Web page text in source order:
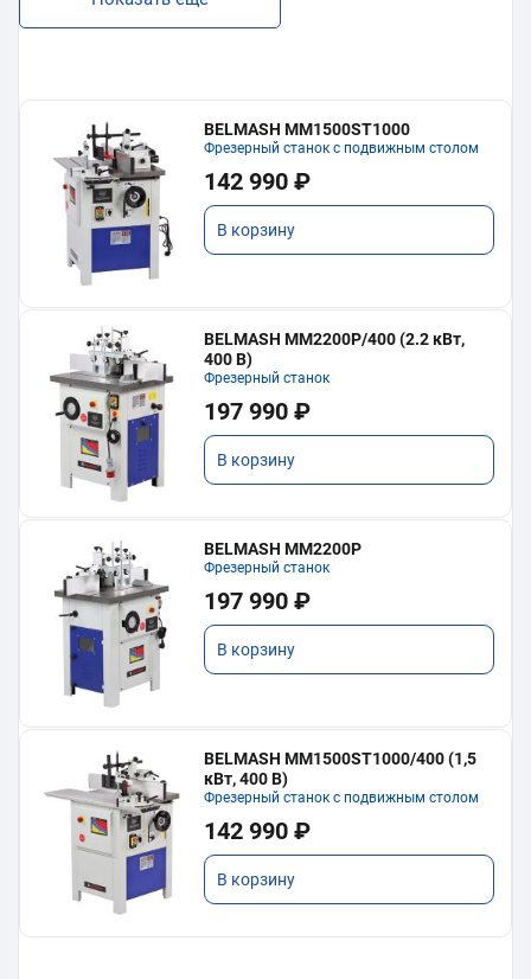
BELMASH MM1500ST1000
Фрезерный станок с подвижным столом
142 990 ₽
В корзину
BELMASH MM2200P/400 (2.2 кВт,
400 В)
Фрезерный станок
197 990 ₽
В корзину
BELMASH MM2200P
Фрезерный станок
197 990 ₽
В корзину
BELMASH MM1500ST1000/400 (1,5
кВт, 400 В)
Фрезерный станок с подвижным столом
142 990 ₽
В корзину